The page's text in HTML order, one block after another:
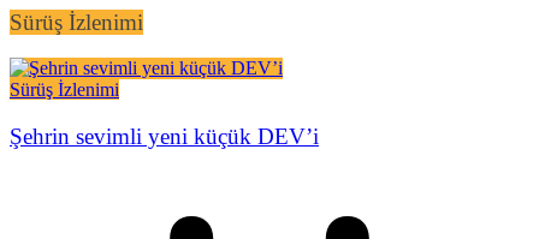
Sürüş İzlenimi
Sürüş İzlenimi
Şehrin sevimli yeni küçük DEV’i